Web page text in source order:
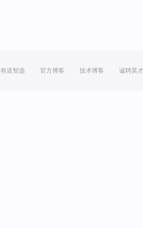
有道智选 官方博客 技术博客 诚聘英才